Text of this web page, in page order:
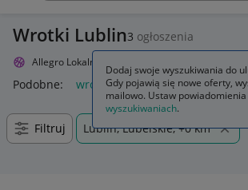
Wrotki Lublin3 ogłoszenia
Allegro Lokalnie
Podobne: wrotki wrotki dla dzieci
Filtruj Lublin, Lubelskie, +0 km
Dodaj swoje wyszukiwania do
Gdy pojawią się nowe oferty,
mailowo. Ustaw
wyszukiwaniach.